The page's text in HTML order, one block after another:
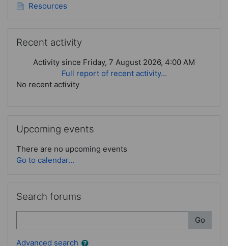
Resources
Recent activity
Activity since Friday, 7 August 2026, 4:00 AM
Full report of recent activity...
No recent activity
Upcoming events
There are no upcoming events
Go to calendar...
Search forums
Go
Advanced search